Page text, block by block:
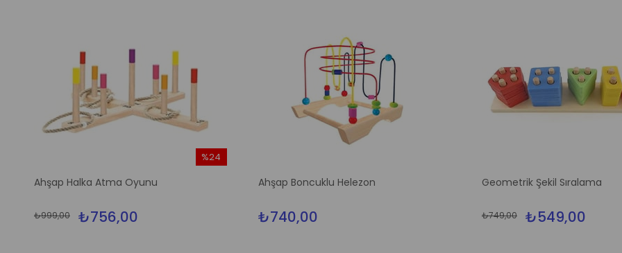
Ahşap Halka Atma Oyunu
₺756,00
₺999,00
%24
Ahşap Boncuklu Helezon
₺740,00
Geometrik Şekil Sıralama
₺549,00
₺749,00